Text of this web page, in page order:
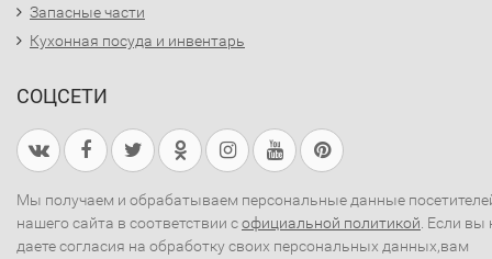
Запасные части
Кухонная посуда и инвентарь
СОЦСЕТИ
Мы получаем и обрабатываем персональные данные
нашего сайта в соответствии софициальной политикой . Если вы
даете согласия на обработку своих персональных данных,вам